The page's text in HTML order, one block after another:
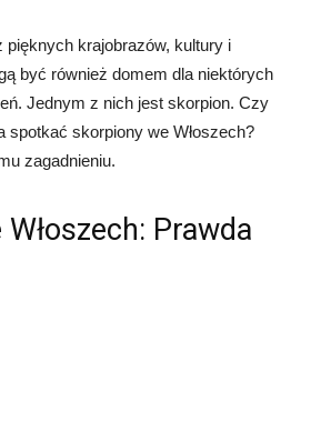
pięknych krajobrazów, kultury i
być również domem dla niektórych
Jednym z nich jest skorpion. Czy
spotkać skorpiony we Włoszech?
zagadnieniu.
Prawda